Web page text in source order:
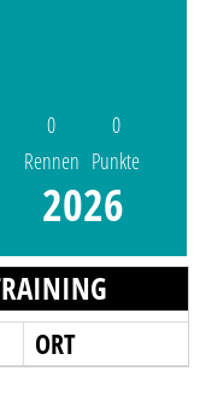
0
Rennen
0
Punkte
2026
ORT